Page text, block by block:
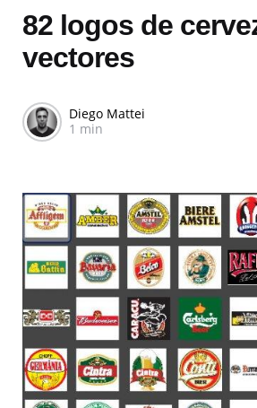
82 logos de
vectores
Diego Mattei
1 min